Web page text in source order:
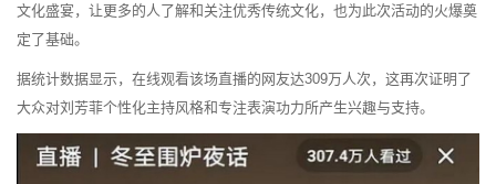
文化盛宴，让更多的人了解和关注优秀传统文化，也为此次活动的火爆奠
定了基础。
据统计数据显示，在线观看该场直播的网友达309万人次，这再次证明了
大众对刘芳菲个性化主持风格和专注表演功力所产生兴趣与支持。